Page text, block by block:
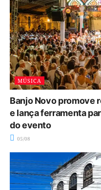
MÚSICA
Banjo Novo promove
e lança ferramenta
do evento
05/08